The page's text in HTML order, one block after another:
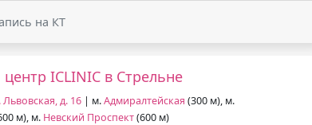
на КТ
ICLINIC в Стрельне
Львовская, д. 16 | м.Адмиралтейская (300 м), м.
м), м. Невский Проспект(600 м)